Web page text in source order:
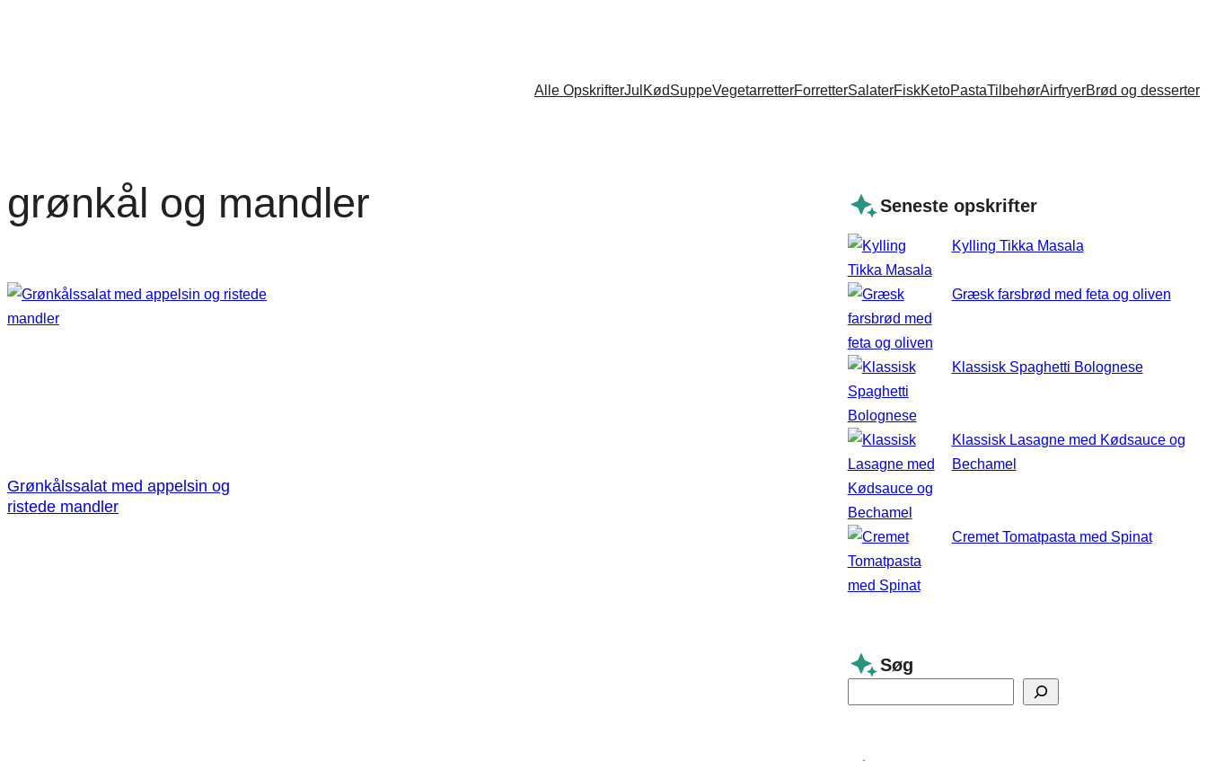
Alle OpskrifterJul KødSuppeVegetarretterForretterSalaterFiskKetoPastaTilbehørAirfryerBrød og desserter
grønkål og mandler
Grønkålssalat med appelsin og
ristede mandler
Seneste opskrifter
Kylling Tikka Masala
Græsk farsbrød med feta og oliven
Klassisk Spaghetti Bolognese
Klassisk Lasagne med Kødsauce og
Bechamel
Cremet Tomatpasta med Spinat
Søg